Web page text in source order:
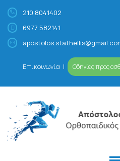
210 8041402
6977 582141
Επικοινωνία | Οδηγίες προς
Ορθοπαιδικός
ΙΑΤΡΕΊΟ
ΠΡΟΦΊΛ
ΚΑΚΏΣΕΙΣ
ΕΙΔΙΚΕΎΣΕΙΣ
VIDEOS/MEDIA